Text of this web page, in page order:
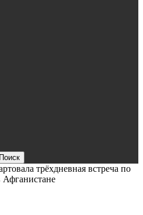
трёхдневная встреча по
Афганистане